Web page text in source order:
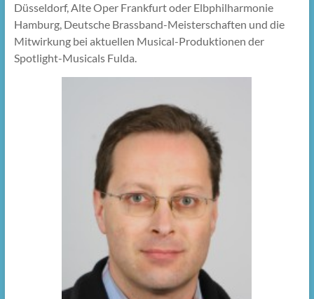
Düsseldorf, Alte Oper Frankfurt oder Elbphilharmonie
Hamburg, Deutsche Brassband-Meisterschaften und die
Mitwirkung bei aktuellen Musical-Produktionen der
Spotlight-Musicals Fulda.